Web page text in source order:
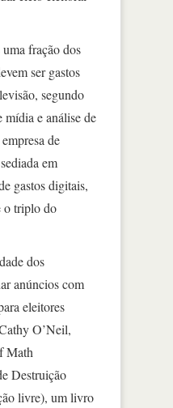
fração dos
ser gastos
segundo
e análise de
de
em
gastos digitais,
o triplo do
dos
anúncios com
eleitores
O’Neil,
Math
Destruição
livre), um livro